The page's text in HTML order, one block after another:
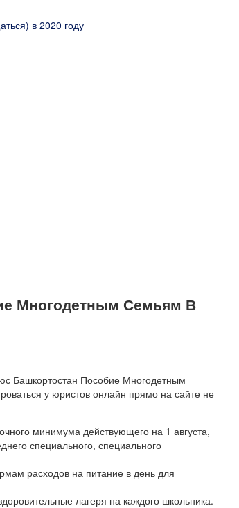
в 2020 году
Многодетным Семьям В
Башкортостан Пособие Многодетным
у юристов онлайн прямо на сайте не
минимума действующего на 1 августа,
специального, специального
расходов на питание в день для
лагеря на каждого школьника.